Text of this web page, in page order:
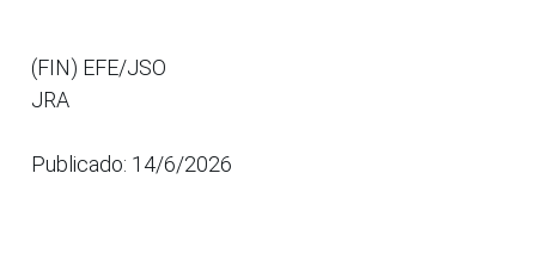
(FIN) EFE/JSO
JRA
Publicado: 14/6/2026